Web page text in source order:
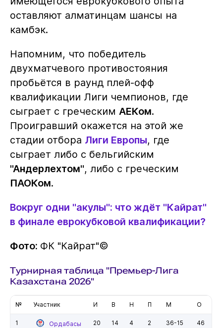
оставляют алматинцам шансы на
камбэк.
Напомним, что победитель
двухматчевого противостояния
пробьётся в раунд плей-офф
квалификации Лиги чемпионов, где
сыграет с греческим АЕКом.
Проигравший окажется на этой же
стадии отбора Лиги Европы, где
сыграет либо с бельгийским
"Андерлехтом", либо с греческим
ПАОКом.
Вокруг одни "акулы": что ждёт "Кайрат"
в финале еврокубковой квалификации?
Фото: ФК "Кайрат"©️
Турнирная таблица "Премьер-Лига
Казахстана 2026"
№ Участник И В Н П М О
1 Ордабасы 20 14 4 2 36-15 46